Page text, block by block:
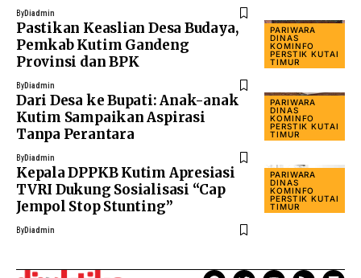
ByDiadmin
PARIWARA
DINAS
KOMINFO
PERSTIK KUTAI
TIMUR
Pastikan Keaslian Desa Budaya,
Pemkab Kutim Gandeng
Provinsi dan BPK
ByDiadmin
PARIWARA
DINAS
KOMINFO
PERSTIK KUTAI
TIMUR
Dari Desa ke Bupati: Anak-anak
Kutim Sampaikan Aspirasi
Tanpa Perantara
ByDiadmin
PARIWARA
DINAS
KOMINFO
PERSTIK KUTAI
TIMUR
Kepala DPPKB Kutim Apresiasi
TVRI Dukung Sosialisasi “Cap
Jempol Stop Stunting”
ByDiadmin